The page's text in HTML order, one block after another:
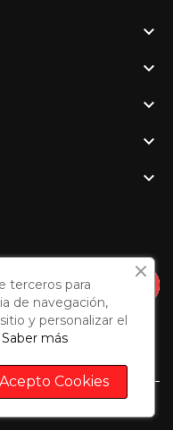





Para ello,
en el aviso legal.
terceros para
de navegación,
y personalizar el
Saber más
Acepto Cookies